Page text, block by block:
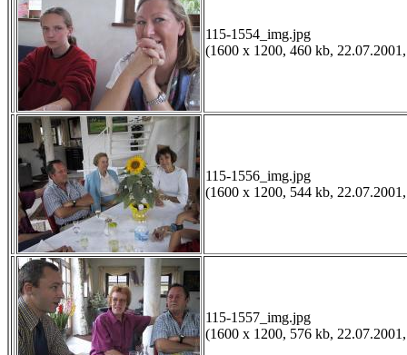
115-1554_img.jpg
(1600 x 1200, 460 kb,
115-1556_img.jpg
(1600 x 1200, 544 kb,
115-1557_img.jpg
(1600 x 1200, 576 kb,